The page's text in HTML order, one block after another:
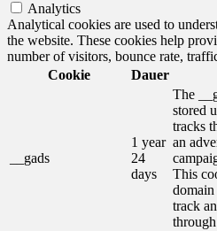
Analytics
Analytical cookies are used to
the website. These cookies help
number of visitors, bounce rate,
Cookie
Dauer
__gads
1 year
24
days
The
stored
tracks
an
This
track